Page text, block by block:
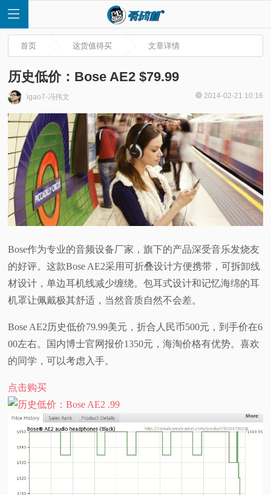
页
快
讯
测
视
普
首页 这货值得买 文章详情
历史低价：Bose AE2 $79.99
igao7-冯伟文 2014-02-21 10:16
Bose作为专业的音频设备厂家，旗下的产品深受音乐发烧友
的好评。这款Bose AE2采用可折叠设计方便携带，可拆卸线
材设计，单边耳机线减少缠绕。包耳式设计和记忆海绵的耳
机罩让佩戴极其舒适，当然音质自然不会差。
Bose AE2历史低价79.99美元，折合人民币500元，到手价在6
00左右。国内博士官网报价1350元，海淘价格有优势。喜欢
的同学，可以考虑入手。
点击购买